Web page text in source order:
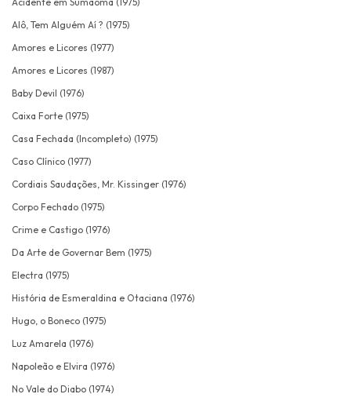
Alô, Tem Alguém Aí ? (1975)
Amores e Licores (1977)
Amores e Licores (1987)
Baby Devil (1976)
Caixa Forte (1975)
Casa Fechada (Incompleto) (1975)
Caso Clínico (1977)
Cordiais Saudações, Mr. Kissinger (1976)
Corpo Fechado (1975)
Crime e Castigo (1976)
Da Arte de Governar Bem (1975)
Electra (1975)
História de Esmeraldina e Otaciana (1976)
Hugo, o Boneco (1975)
Luz Amarela (1976)
Napoleão e Elvira (1976)
No Vale do Diabo (1974)